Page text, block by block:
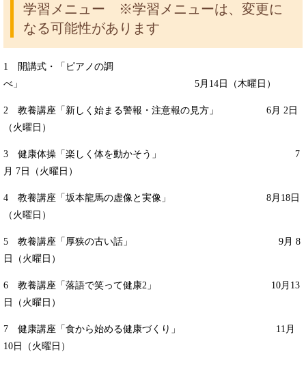
学習メニュー ※学習メニューは、変更に
なる可能性があります
1 開講式・「ピアノの調
べ」 5月14日（木曜日）
2 教養講座「新しく始まる警報・注意報の見方」 6月 2日
（火曜日）
3 健康体操「楽しく体を動かそう」 7
月 7日（火曜日）
4 教養講座「坂本龍馬の虚像と実像」 8月18日
（火曜日）
5 教養講座「厚狭の古い話」 9月 8
日（火曜日）
6 教養講座「落語で笑って健康2」 10月13
日（火曜日）
7 健康講座「食から始める健康づくり」 11月
10日（火曜日）